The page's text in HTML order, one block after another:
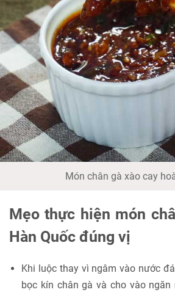
Món chân gà xào cay
Mẹo thực hiện món
Hàn Quốc đúng vị
Khi luộc thay vì ngâm vào nước
bọc kín chân gà và cho vào